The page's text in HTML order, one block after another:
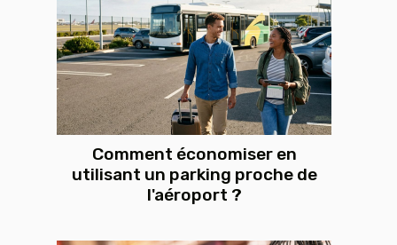
Comment économiser en
utilisant un parking proche de
l'aéroport ?